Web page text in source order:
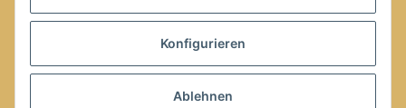
Konfigurieren
Ablehnen
* Alle Preise inkl. gesetzlicher USt., zzgl.Versand